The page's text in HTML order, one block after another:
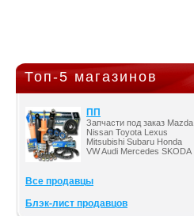
Топ-5 магазинов
ПП
Запчасти под заказ Mazda
Nissan Toyota Lexus
Mitsubishi Subaru Honda
VW Audi Mercedes SKODA
Все продавцы
Блэк-лист продавцов